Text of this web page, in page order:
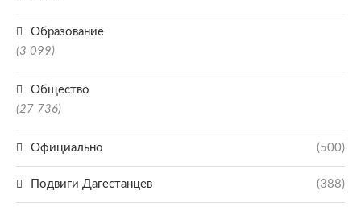
Образование
(3 099)
Общество
(27 736)
Официально (500)
Подвиги Дагестанцев (388)